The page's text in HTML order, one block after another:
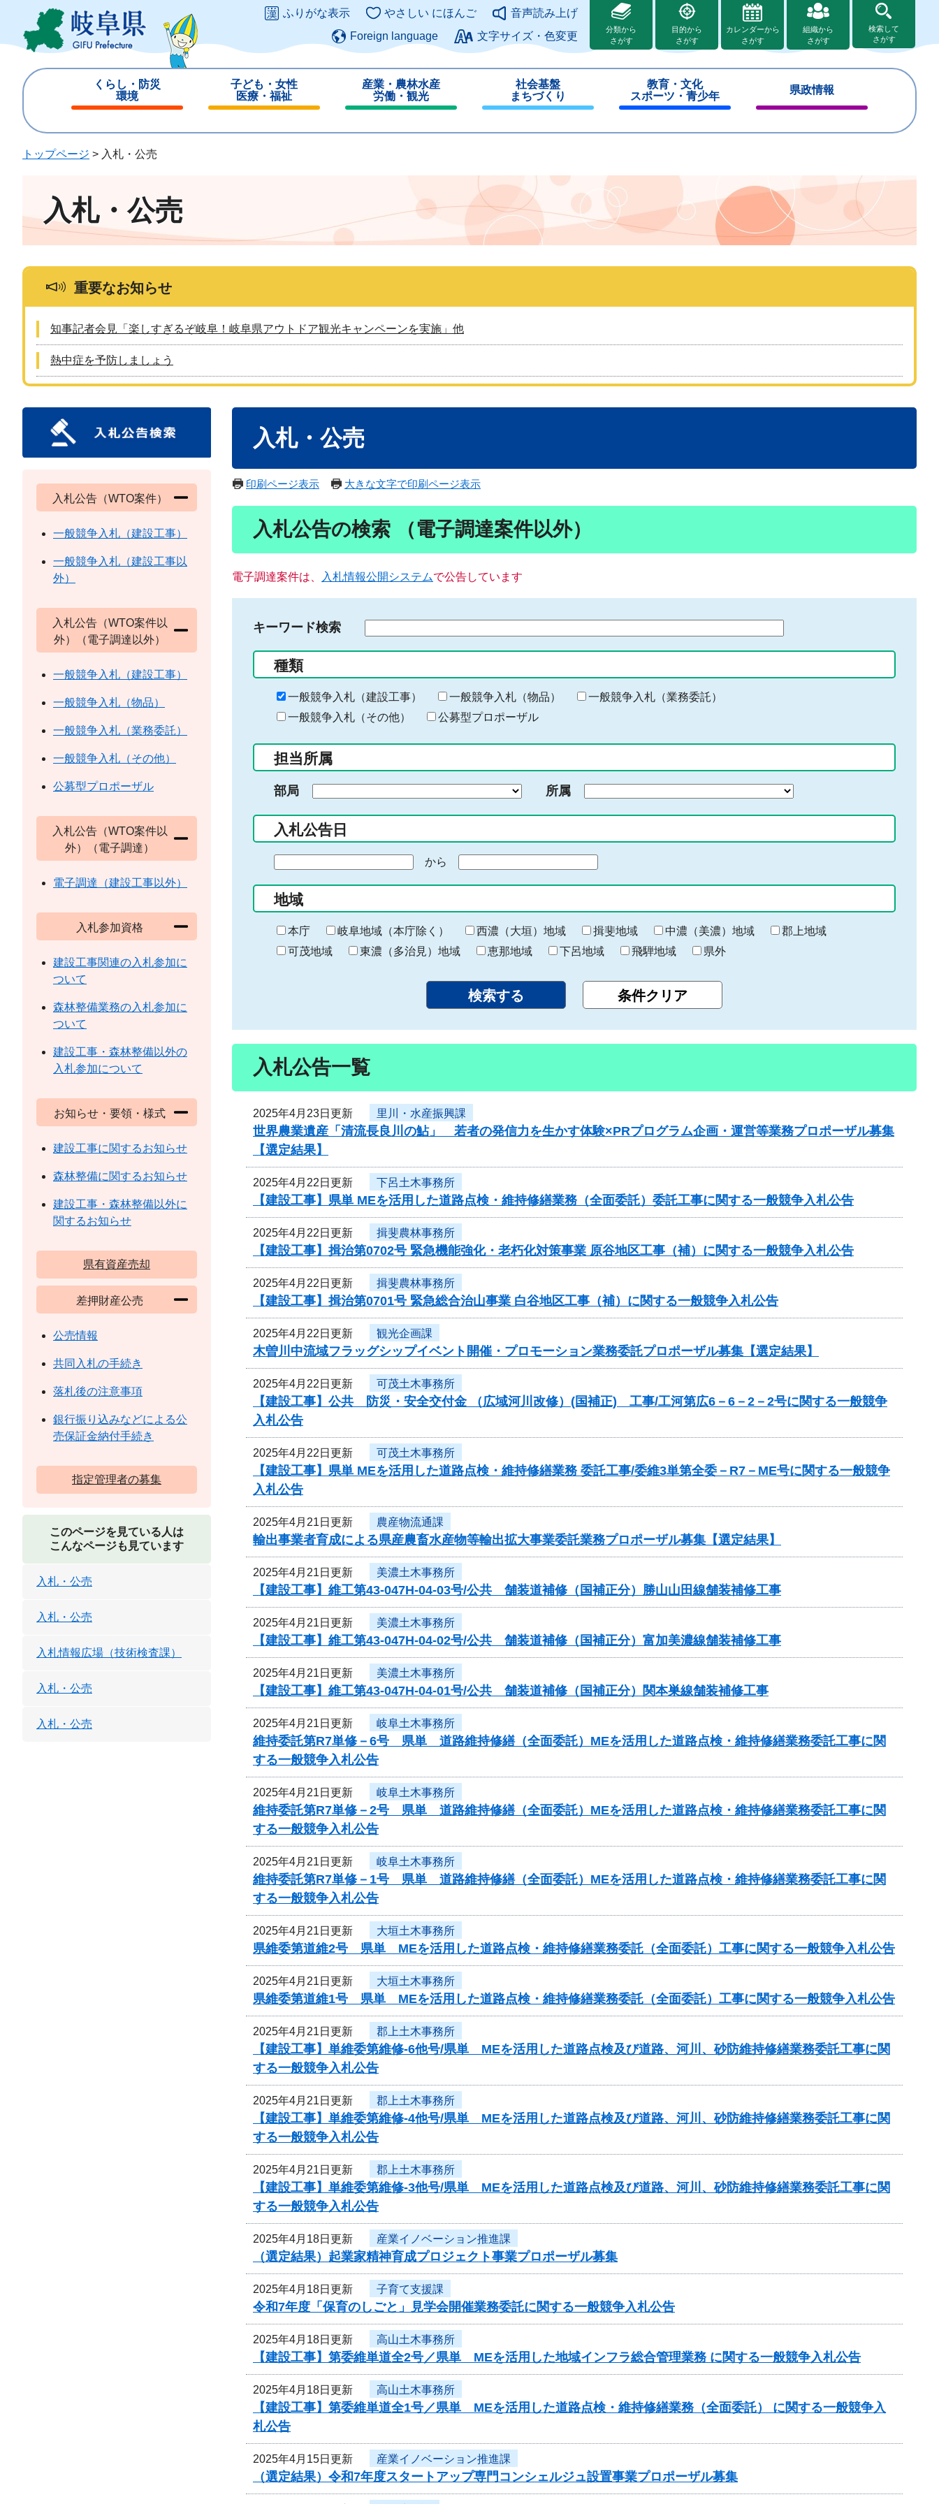
ジ
ュ
このページの本文へ
ふりがな表示 やさしい にほんご
音声読み上げ
Foreign language
文字サイズ・色変更
分類から
さがす
目的から
さがす
カレンダーから
さがす
組織から
さがす
検索して
さがす
くらし・防災
環境
じ
子ども・女性
医療・福祉
じ
産業・農林水産
労働・観光
じ
社会基盤
まちづくり
じ
教育・文化
スポーツ・青少年
じ
県政情報
じ
トップページ > 入札・公売
入札・公売
重要なお知らせ
知事記者会見「楽しすぎるぞ岐阜！岐阜県アウトドア観光キャンペーンを実施」他
熱中症を予防しましょう
入札・公売
印刷ページ表示 大きな文字で印刷ページ表示
入札公告の検索 （電子調達案件以外）
電子調達案件は、 入札情報公開システムで公告しています
キーワード検索
る
キ
ー
ー
入
力
種類
一般競争入札（建設工事） 一般競争入札（物品）
一般競争入札（業務委託）
一般競争入札（その他）
公募型プロポーザル
担当所属
部局 所属
入札公告日
の
始
ま
り
から
終
わ
り
地域
本庁 岐阜地域（本庁除く） 西濃（大垣）地域 揖斐地域 中濃（美濃）地域
郡上地域
可茂地域
東濃（多治見）地域 恵那地域 下呂地域 飛騨地域 県外
入札公告一覧
2025年4月23日更新 里川・水産振興課
世界農業遺産「清流長良川の鮎」 若者の発信力を生かす体験×PRプログラム企画・運営等業務プロポーザル募集
【選定結果】
2025年4月22日更新 下呂土木事務所
【建設工事】県単 MEを活用した道路点検・維持修繕業務（全面委託）委託工事に関する一般競争入札公告
2025年4月22日更新 揖斐農林事務所
【建設工事】揖治第0702号 緊急機能強化・老朽化対策事業 原谷地区工事（補）に関する一般競争入札公告
2025年4月22日更新 揖斐農林事務所
【建設工事】揖治第0701号 緊急総合治山事業 白谷地区工事（補）に関する一般競争入札公告
2025年4月22日更新 観光企画課
木曽川中流域フラッグシップイベント開催・プロモーション業務委託プロポーザル募集【選定結果】
2025年4月22日更新 可茂土木事務所
【建設工事】公共 防災・安全交付金 （広域河川改修）(国補正) 工事/工河第広6－6－2－2号に関する一般競争
入札公告
2025年4月22日更新 可茂土木事務所
【建設工事】県単 MEを活用した道路点検・維持修繕業務 委託工事/委維3単第全委－R7－ME号に関する一般競争
入札公告
2025年4月21日更新 農産物流通課
輸出事業者育成による県産農畜水産物等輸出拡大事業委託業務プロポーザル募集【選定結果】
2025年4月21日更新 美濃土木事務所
【建設工事】維工第43-047H-04-03号/公共 舗装道補修（国補正分）勝山山田線舗装補修工事
2025年4月21日更新 美濃土木事務所
【建設工事】維工第43-047H-04-02号/公共 舗装道補修（国補正分）富加美濃線舗装補修工事
2025年4月21日更新 美濃土木事務所
【建設工事】維工第43-047H-04-01号/公共 舗装道補修（国補正分）関本巣線舗装補修工事
2025年4月21日更新 岐阜土木事務所
維持委託第R7単修－6号 県単 道路維持修繕（全面委託）MEを活用した道路点検・維持修繕業務委託工事に関
する一般競争入札公告
2025年4月21日更新 岐阜土木事務所
維持委託第R7単修－2号 県単 道路維持修繕（全面委託）MEを活用した道路点検・維持修繕業務委託工事に関
する一般競争入札公告
2025年4月21日更新 岐阜土木事務所
維持委託第R7単修－1号 県単 道路維持修繕（全面委託）MEを活用した道路点検・維持修繕業務委託工事に関
する一般競争入札公告
2025年4月21日更新 大垣土木事務所
県維委第道維2号 県単 MEを活用した道路点検・維持修繕業務委託（全面委託）工事に関する一般競争入札公告
2025年4月21日更新 大垣土木事務所
県維委第道維1号 県単 MEを活用した道路点検・維持修繕業務委託（全面委託）工事に関する一般競争入札公告
2025年4月21日更新 郡上土木事務所
【建設工事】単維委第維修‐6他号/県単 MEを活用した道路点検及び道路、河川、砂防維持修繕業務委託工事に関
する一般競争入札公告
2025年4月21日更新 郡上土木事務所
【建設工事】単維委第維修‐4他号/県単 MEを活用した道路点検及び道路、河川、砂防維持修繕業務委託工事に関
する一般競争入札公告
2025年4月21日更新 郡上土木事務所
【建設工事】単維委第維修‐3他号/県単 MEを活用した道路点検及び道路、河川、砂防維持修繕業務委託工事に関
する一般競争入札公告
2025年4月18日更新 産業イノベーション推進課
（選定結果）起業家精神育成プロジェクト事業プロポーザル募集
2025年4月18日更新 子育て支援課
令和7年度「保育のしごと」見学会開催業務委託に関する一般競争入札公告
2025年4月18日更新 高山土木事務所
【建設工事】第委維単道全2号／県単 MEを活用した地域インフラ総合管理業務 に関する一般競争入札公告
2025年4月18日更新 高山土木事務所
【建設工事】第委維単道全1号／県単 MEを活用した道路点検・維持修繕業務（全面委託） に関する一般競争入
札公告
2025年4月15日更新 産業イノベーション推進課
（選定結果）令和7年度スタートアップ専門コンシェルジュ設置事業プロポーザル募集
入札公告（WTO案件）
一般競争入札（建設工事）
一般競争入札（建設工事以
外）
入札公告（WTO案件以
外）（電子調達以外）
一般競争入札（建設工事）
一般競争入札（物品）
一般競争入札（業務委託）
一般競争入札（その他）
公募型プロポーザル
入札公告（WTO案件以
外）（電子調達）
電子調達（建設工事以外）
入札参加資格
建設工事関連の入札参加に
ついて
森林整備業務の入札参加に
ついて
建設工事・森林整備以外の
入札参加について
お知らせ・要領・様式
建設工事に関するお知らせ
森林整備に関するお知らせ
建設工事・森林整備以外に
関するお知らせ
県有資産売却
差押財産公売
公売情報
共同入札の手続き
落札後の注意事項
銀行振り込みなどによる公
売保証金納付手続き
指定管理者の募集
このページを見ている人は
こんなページも見ています
入札・公売
入札・公売
入札情報広場（技術検査課）
入札・公売
入札・公売